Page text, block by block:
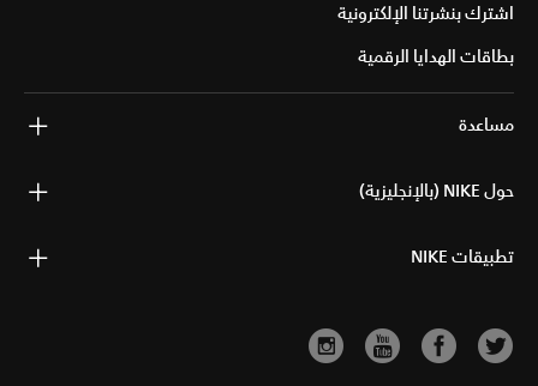
اشترك بنشرتنا الإلكترونية
بطاقات الهدايا الرقمية
مساعدة
حول NIKE (بالإنجليزية)
تطبيقات NIKE